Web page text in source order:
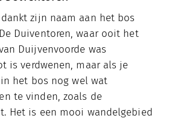
zijn naam aan het bos
Duiventoren, waar ooit het
Duijvenvoorde was
is verdwenen, maar als je
het bos nog wel wat
te vinden, zoals de
Het is een mooi wandelgebied